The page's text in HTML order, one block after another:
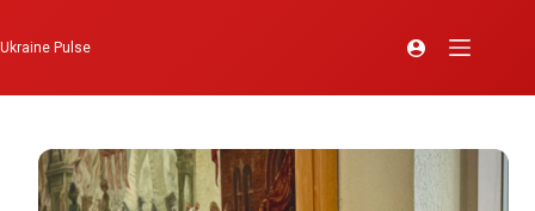
Ukraine Pulse